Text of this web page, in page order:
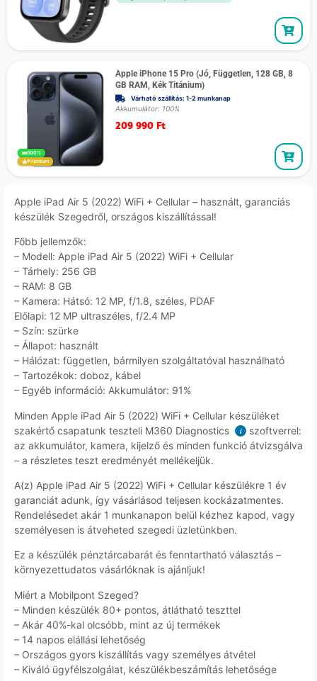
100%
Prémium
Apple iPhone 15 Pro (Jó, Független, 128 GB, 8
GB RAM, Kék Titánium)
Várható szállítás: 1-2 munkanap
Akkumulátor: 100%
209 990 Ft
Apple iPad Air 5 (2022) WiFi + Cellular – használt, garanciás
készülék Szegedről, országos kiszállítással!
Főbb jellemzők:
– Modell: Apple iPad Air 5 (2022) WiFi + Cellular
– Tárhely: 256 GB
– RAM: 8 GB
– Kamera: Hátsó: 12 MP, f/1.8, széles, PDAF
Előlapi: 12 MP ultraszéles, f/2.4 MP
– Szín: szürke
– Állapot: használt
– Hálózat: független, bármilyen szolgáltatóval használható
– Tartozékok: doboz, kábel
– Egyéb információ: Akkumulátor: 91%
Minden Apple iPad Air 5 (2022) WiFi + Cellular készüléket
szakértő csapatunk teszteli M360 Diagnostics
i
szoftverrel:
az akkumulátor, kamera, kijelző és minden funkció átvizsgálva
– a részletes teszt eredményét mellékeljük.
A(z) Apple iPad Air 5 (2022) WiFi + Cellular készülékre 1 év
garanciát adunk, így vásárlásod teljesen kockázatmentes.
Rendelésedet akár 1 munkanapon belül kézhez kapod, vagy
személyesen is átveheted szegedi üzletünkben.
Ez a készülék pénztárcabarát és fenntartható választás –
környezettudatos vásárlóknak is ajánljuk!
Miért a Mobilpont Szeged?
– Minden készülék 80+ pontos, átlátható teszttel
– Akár 40%-kal olcsóbb, mint az új termékek
– 14 napos elállási lehetőség
– Országos gyors kiszállítás vagy személyes átvétel
– Kiváló ügyfélszolgálat, készülékbeszámítás lehetősége